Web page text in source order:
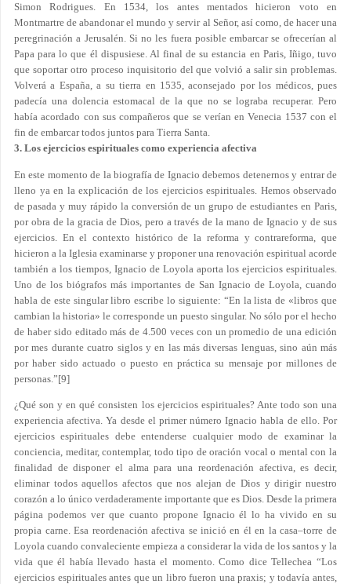
Simon Rodrigues. En 1534, los antes mentados hicieron voto en
Montmartre de abandonar el mundo y servir al Señor, así como, de hacer una
peregrinación a Jerusalén. Si no les fuera posible embarcar se ofrecerían al
Papa para lo que él dispusiese. Al final de su estancia en Paris, Iñigo, tuvo
que soportar otro proceso inquisitorio del que volvió a salir sin problemas.
Volverá a España, a su tierra en 1535, aconsejado por los médicos, pues
padecía una dolencia estomacal de la que no se lograba recuperar. Pero
había acordado con sus compañeros que se verían en Venecia 1537 con el
fin de embarcar todos juntos para Tierra Santa.
3. Los ejercicios espirituales como experiencia afectiva
En este momento de la biografía de Ignacio debemos detenernos y entrar de
lleno ya en la explicación de los ejercicios espirituales. Hemos observado
de pasada y muy rápido la conversión de un grupo de estudiantes en Paris,
por obra de la gracia de Dios, pero a través de la mano de Ignacio y de sus
ejercicios. En el contexto histórico de la reforma y contrareforma, que
hicieron a la Iglesia examinarse y proponer una renovación espiritual acorde
también a los tiempos, Ignacio de Loyola aporta los ejercicios espirituales.
Uno de los biógrafos más importantes de San Ignacio de Loyola, cuando
habla de este singular libro escribe lo siguiente: “En la lista de «libros que
cambian la historia» le corresponde un puesto singular. No sólo por el hecho
de haber sido editado más de 4.500 veces con un promedio de una edición
por mes durante cuatro siglos y en las más diversas lenguas, sino aún más
por haber sido actuado o puesto en práctica su mensaje por millones de
personas.”[9]
¿Qué son y en qué consisten los ejercicios espirituales? Ante todo son una
experiencia afectiva. Ya desde el primer número Ignacio habla de ello. Por
ejercicios espirituales debe entenderse cualquier modo de examinar la
conciencia, meditar, contemplar, todo tipo de oración vocal o mental con la
finalidad de disponer el alma para una reordenación afectiva, es decir,
eliminar todos aquellos afectos que nos alejan de Dios y dirigir nuestro
corazón a lo único verdaderamente importante que es Dios. Desde la primera
página podemos ver que cuanto propone Ignacio él lo ha vivido en su
propia carne. Esa reordenación afectiva se inició en él en la casa–torre de
Loyola cuando convaleciente empieza a considerar la vida de los santos y la
vida que él había llevado hasta el momento. Como dice Tellechea “Los
ejercicios espirituales antes que un libro fueron una praxis; y todavía antes,